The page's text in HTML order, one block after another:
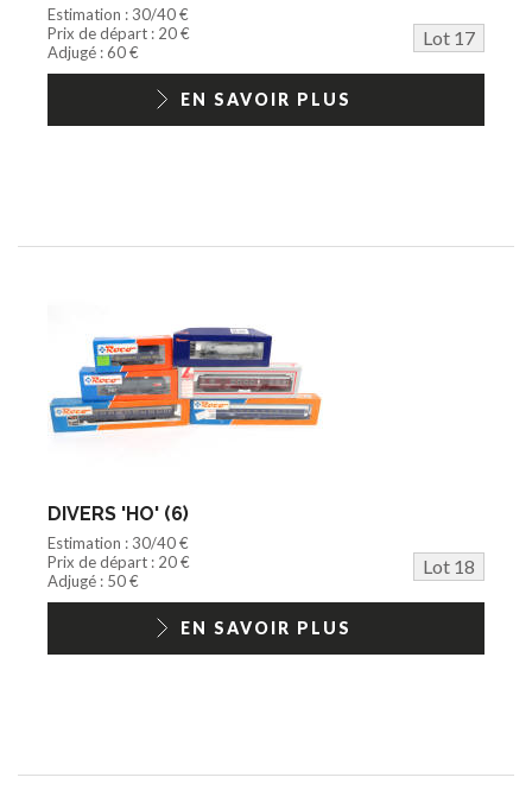
Estimation : 30/40 €
Prix de départ : 20 €
Lot 17
Adjugé : 60 €
EN SAVOIR PLUS
DIVERS 'HO' (6)
Estimation : 30/40 €
Prix de départ : 20 €
Lot 18
Adjugé : 50 €
EN SAVOIR PLUS